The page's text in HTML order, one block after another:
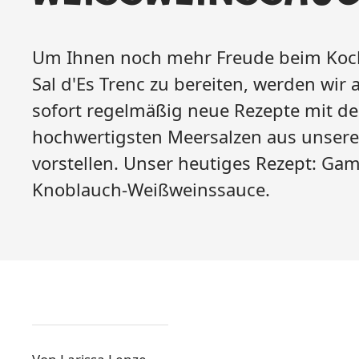
Um Ihnen noch mehr Freude beim
Sal d'Es Trenc zu bereiten, werden wir
sofort regelmäßig neue Rezepte mit
hochwertigsten Meersalzen aus
vorstellen. Unser heutiges Rezept:
Knoblauch-Weißweinssauce.